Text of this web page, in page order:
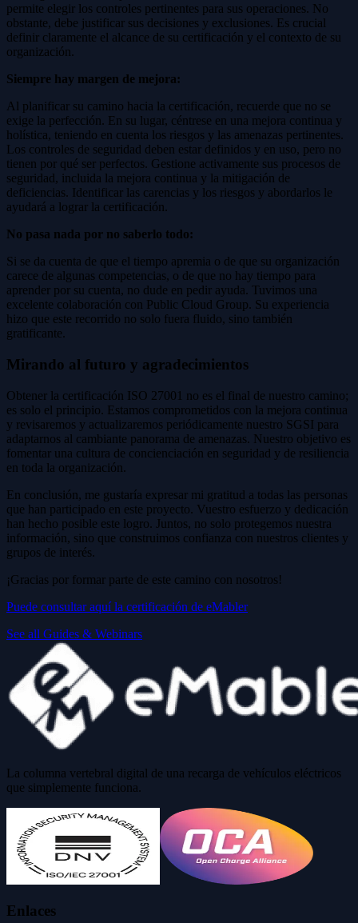
permite elegir los controles pertinentes para sus operaciones. No
obstante, debe justificar sus decisiones y exclusiones. Es crucial
definir claramente el alcance de su certificación y el contexto de su
organización.
Siempre hay margen de mejora:
Al planificar su camino hacia la certificación, recuerde que no se
exige la perfección. En su lugar, céntrese en una mejora continua y
holística, teniendo en cuenta los riesgos y las amenazas pertinentes.
Los controles de seguridad deben estar definidos y en uso, pero no
tienen por qué ser perfectos. Gestione activamente sus procesos de
seguridad, incluida la mejora continua y la mitigación de
deficiencias. Identificar las carencias y los riesgos y abordarlos le
ayudará a lograr la certificación.
No pasa nada por no saberlo todo:
Si se da cuenta de que el tiempo apremia o de que su organización
carece de algunas competencias, o de que no hay tiempo para
aprender por su cuenta, no dude en pedir ayuda. Tuvimos una
excelente colaboración con Public Cloud Group. Su experiencia
hizo que este recorrido no solo fuera fluido, sino también
gratificante.
Mirando al futuro y agradecimientos
Obtener la certificación ISO 27001 no es el final de nuestro camino;
es solo el principio. Estamos comprometidos con la mejora continua
y revisaremos y actualizaremos periódicamente nuestro SGSI para
adaptarnos al cambiante panorama de amenazas. Nuestro objetivo es
fomentar una cultura de concienciación en seguridad y de resiliencia
en toda la organización.
En conclusión, me gustaría expresar mi gratitud a todas las personas
que han participado en este proyecto. Vuestro esfuerzo y dedicación
han hecho posible este logro. Juntos, no solo protegemos nuestra
información, sino que construimos confianza con nuestros clientes y
grupos de interés.
¡Gracias por formar parte de este camino con nosotros!
Puede consultar aquí la certificación de eMabler
See all Guides & Webinars
La columna vertebral digital de una recarga de vehículos eléctricos
que simplemente funciona.
Enlaces